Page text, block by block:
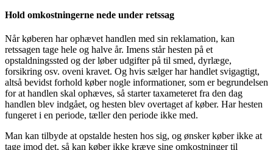
Hold omkostningerne nede under retssag
Når køberen har ophævet handlen med sin reklamation, kan
retssagen tage hele og halve år. Imens står hesten på et
opstaldningssted og der løber udgifter på til smed, dyrlæge,
forsikring osv. oveni kravet. Og hvis sælger har handlet svigagtigt,
altså bevidst forhold køber nogle informationer, som er begrundelsen
for at handlen skal ophæves, så starter taxameteret fra den dag
handlen blev indgået, og hesten blev overtaget af køber. Har hesten
fungeret i en periode, tæller den periode ikke med.
Man kan tilbyde at opstalde hesten hos sig, og ønsker køber ikke at
tage imod det, så kan køber ikke kræve sine omkostninger til